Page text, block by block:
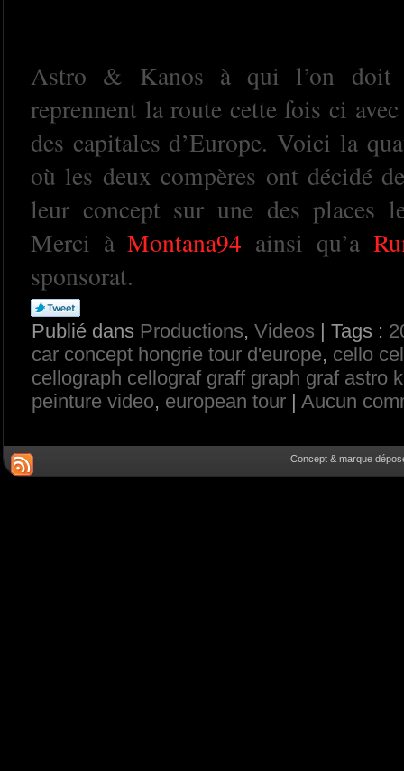
Astro & Kanos à qui l’on doit
reprennent la route cette fois ci
des capitales d’Europe. Voici la
où les deux compères ont décidé
leur concept sur une des places
Merci àMontana94 ainsi qu’a
sponsorat.
Publié dans Productions, Videos | Tags :
car concept hongrie tour d'europe, cello
cellograph cellograf graff graph graf astro
peinture video, european tour Aucun
Concept & marque